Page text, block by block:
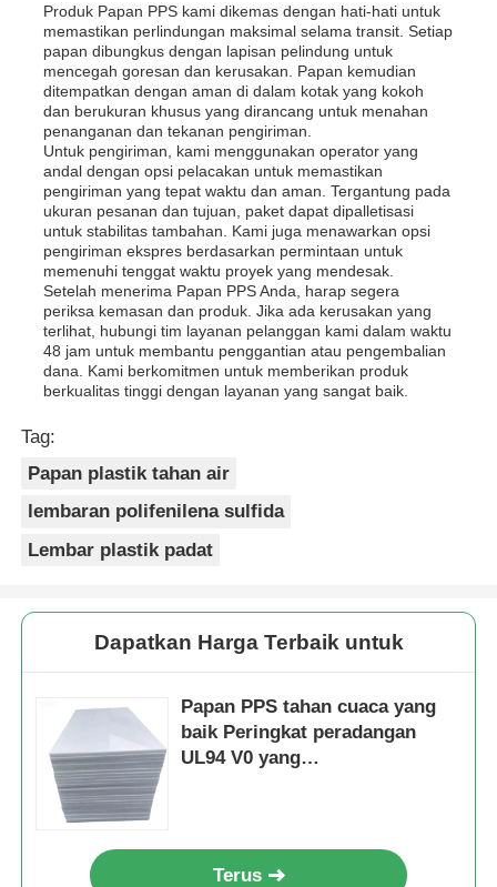
Produk Papan PPS kami dikemas dengan hati-hati untuk
memastikan perlindungan maksimal selama transit. Setiap
papan dibungkus dengan lapisan pelindung untuk
mencegah goresan dan kerusakan. Papan kemudian
ditempatkan dengan aman di dalam kotak yang kokoh
dan berukuran khusus yang dirancang untuk menahan
penanganan dan tekanan pengiriman.
Untuk pengiriman, kami menggunakan operator yang
andal dengan opsi pelacakan untuk memastikan
pengiriman yang tepat waktu dan aman. Tergantung pada
ukuran pesanan dan tujuan, paket dapat dipalletisasi
untuk stabilitas tambahan. Kami juga menawarkan opsi
pengiriman ekspres berdasarkan permintaan untuk
memenuhi tenggat waktu proyek yang mendesak.
Setelah menerima Papan PPS Anda, harap segera
periksa kemasan dan produk. Jika ada kerusakan yang
terlihat, hubungi tim layanan pelanggan kami dalam waktu
48 jam untuk membantu penggantian atau pengembalian
dana. Kami berkomitmen untuk memberikan produk
berkualitas tinggi dengan layanan yang sangat baik.
Tag:
Papan plastik tahan air
lembaran polifenilena sulfida
Lembar plastik padat
Dapatkan Harga Terbaik untuk
Papan PPS tahan cuaca yang
baik Peringkat peradangan
UL94 V0 yang
Terus